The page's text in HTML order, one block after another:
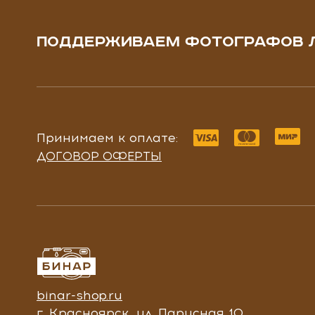
ПОДДЕРЖИВАЕМ ФОТОГРАФОВ
Принимаем к оплате:
ДОГОВОР ОФЕРТЫ
binar-shop.ru